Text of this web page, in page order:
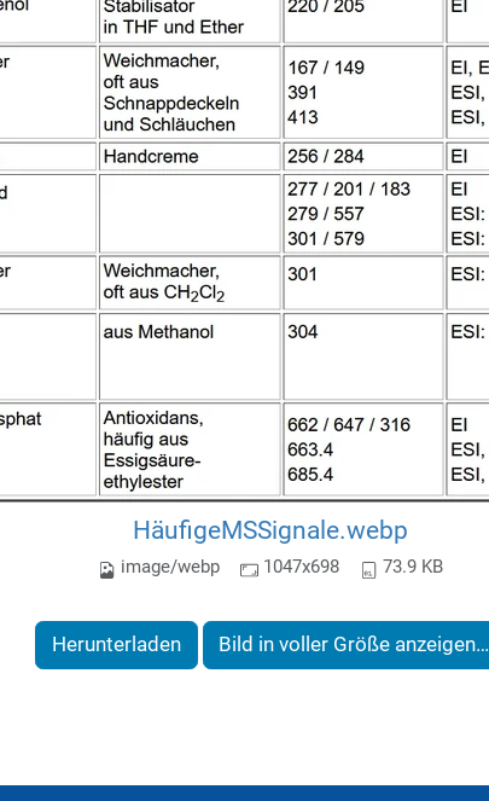
HäufigeMSSignale.webp
image/webp 1047x698 73.9 KB
Herunterladen Bild in voller Größe anzeigen…